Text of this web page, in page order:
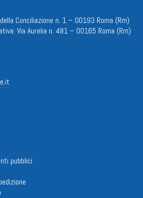
Conciliazione n. 1 – 00193 Roma (Rm)
Via Aurelia n. 481 – 00165 Roma (Rm)
pubblici